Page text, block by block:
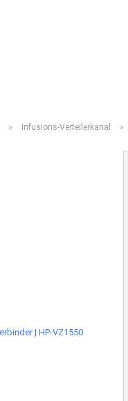
» Infusions-Verteilerkanal »